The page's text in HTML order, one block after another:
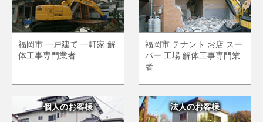
福岡市 一戸建て 一軒家 解
体工事専門業者
福岡市 テナント お店 スー
パー 工場 解体工事専門業
者
個人のお客様 法人のお客様